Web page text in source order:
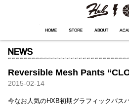
Reversible Mesh Pants
2015-02-14
今なお人気のHXB初期グラフィックバス